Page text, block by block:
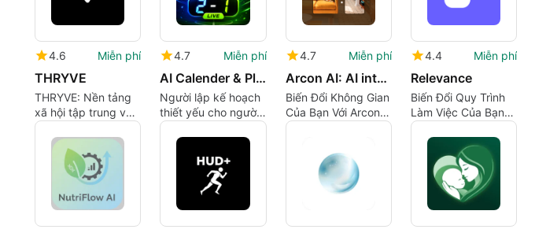
4.6 Miễn phí
THRYVE
THRYVE: Nền tảng
xã hội tập trung vào
đi xe cho các buổi
đi chơi nhóm được
phối hợp
4.7 Miễn phí
AI Calender & Planner
Người lập kế hoạch
thiết yếu cho người
hâm mộ bóng đá
4.7 Miễn phí
Arcon AI: AI interior design
Biến Đổi Không Gian
Của Bạn Với Arcon
AI
4.4 Miễn phí
Relevance
Biến Đổi Quy Trình
Làm Việc Của Bạn
Với Relevance AI